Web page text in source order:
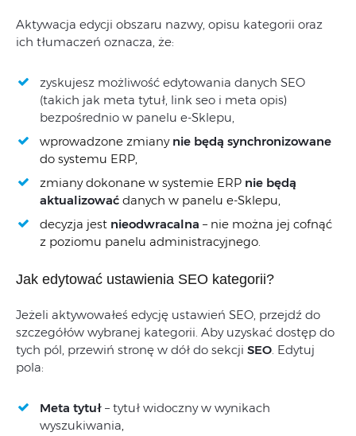
Aktywacja edycji obszaru nazwy, opisu kategorii oraz
ich tłumaczeń oznacza, że:
zyskujesz możliwość edytowania danych SEO
(takich jak meta tytuł, link seo i meta opis)
bezpośrednio w panelu e-Sklepu,
wprowadzone zmiany nie będą synchronizowane
do systemu ERP,
zmianydokonane w systemie ERP nie będą
aktualizować danych w panelu e-Sklepu,
decyzja jest nieodwracalna – nie można jej cofnąć
z poziomu panelu administracyjnego.
Jak edytować ustawienia SEO kategorii?
Jeżeli aktywowałeś edycję ustawień SEO, przejdź do
szczegółów wybranej kategorii. Aby uzyskać dostęp do
tych pól, przewiń stronę w dół do sekcji SEO. Edytuj
pola:
Meta tytuł – tytuł widoczny w wynikach
wyszukiwania,